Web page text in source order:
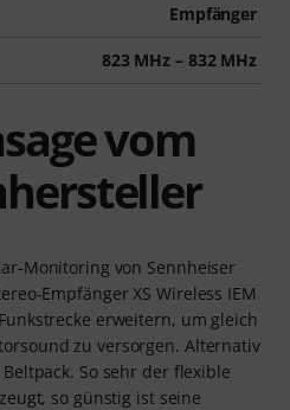
Empfänger
823 MHz – 832 MHz
vom
Monitoring von Sennheiser
Empfänger XS Wireless IEM
erweitern, um gleich
zu versorgen. Alternativ
So sehr der flexible
so günstig ist seine